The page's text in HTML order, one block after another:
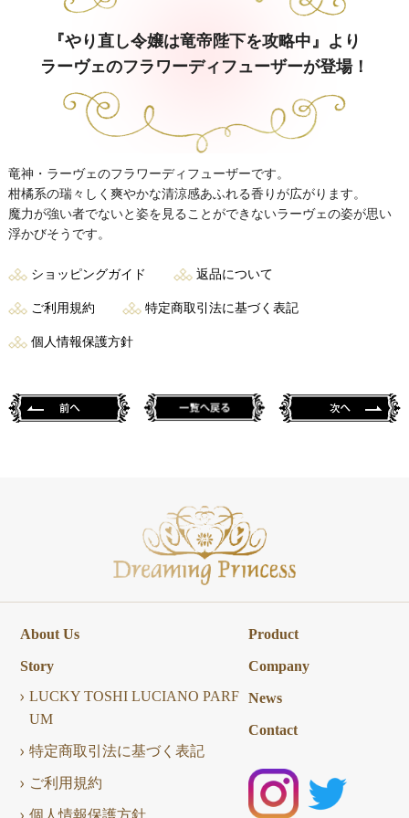
『やり直し令嬢は竜帝陛下を攻略中』より
ラーヴェのフラワーディフューザーが登場！
竜神・ラーヴェのフラワーディフューザーです。
柑橘系の瑞々しく爽やかな清涼感あふれる香りが広がります。
魔力が強い者でないと姿を見ることができないラーヴェの姿が思い
浮かびそうです。
ショッピングガイド 返品について
ご利用規約 特定商取引法に基づく表記
個人情報保護方針
About Us
Story
LUCKY TOSHI LUCIANO PARF
UM
特定商取引法に基づく表記
ご利用規約
Product
Company
News
Contact